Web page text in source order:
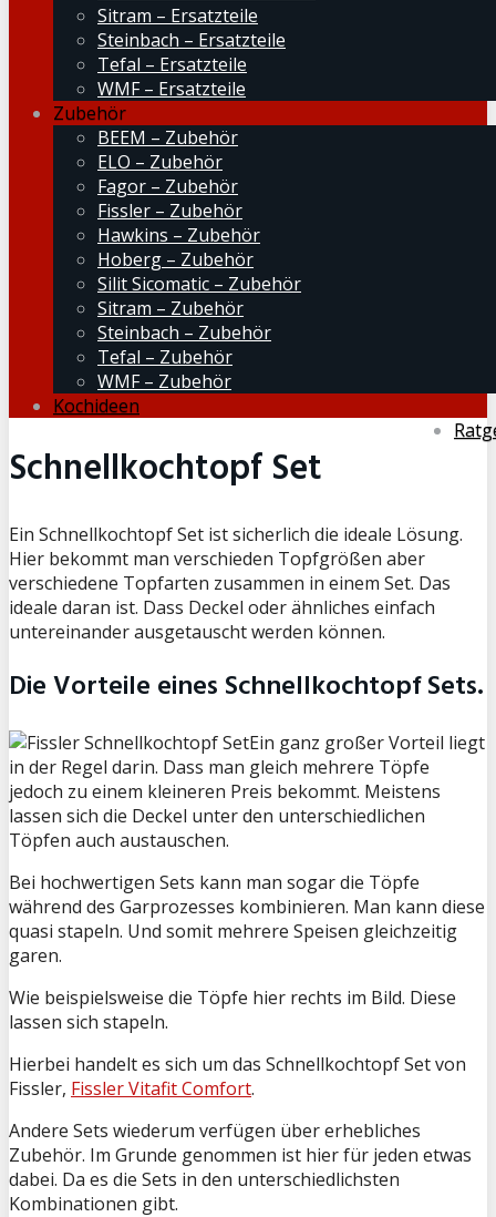
Sitram – Ersatzteile
Steinbach – Ersatzteile
Tefal – Ersatzteile
WMF – Ersatzteile
Zubehör
BEEM – Zubehör
ELO – Zubehör
Fagor – Zubehör
Fissler – Zubehör
Hawkins – Zubehör
Hoberg – Zubehör
Silit Sicomatic – Zubehör
Sitram – Zubehör
Steinbach – Zubehör
Tefal – Zubehör
WMF – Zubehör
Kochideen
Schnellkochtopf Set
Ein Schnellkochtopf Set ist sicherlich die ideale Lösung.
Hier bekommt man verschieden Topfgrößen aber
verschiedene Topfarten zusammen in einem Set. Das
ideale daran ist. Dass Deckel oder ähnliches einfach
untereinander ausgetauscht werden können.
Die Vorteile eines Schnellkochtopf Sets.
Ein ganz großer Vorteil liegt
in der Regel darin. Dass man gleich mehrere Töpfe
jedoch zu einem kleineren Preis bekommt. Meistens
lassen sich die Deckel unter den unterschiedlichen
Töpfen auch austauschen.
Bei hochwertigen Sets kann man sogar die Töpfe
während des Garprozesses kombinieren. Man kann diese
quasi stapeln. Und somit mehrere Speisen gleichzeitig
garen.
Wie beispielsweise die Töpfe hier rechts im Bild. Diese
lassen sich stapeln.
Hierbei handelt es sich um das Schnellkochtopf Set von
Fissler, Fissler Vitafit Comfort.
Andere Sets wiederum verfügen über erhebliches
Zubehör. Im Grunde genommen ist hier für jeden etwas
dabei. Da es die Sets in den unterschiedlichsten
Kombinationen gibt.